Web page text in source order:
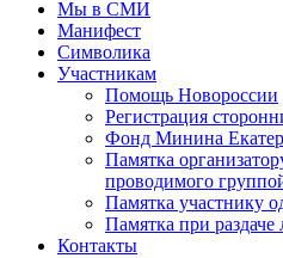
Мы в СМИ
Манифест
Символика
Участникам
Помощь Новороссии
Регистрация
Фонд Минина
Памятка
проводимого
Памятка участнику
Памятка при раздаче
Контакты